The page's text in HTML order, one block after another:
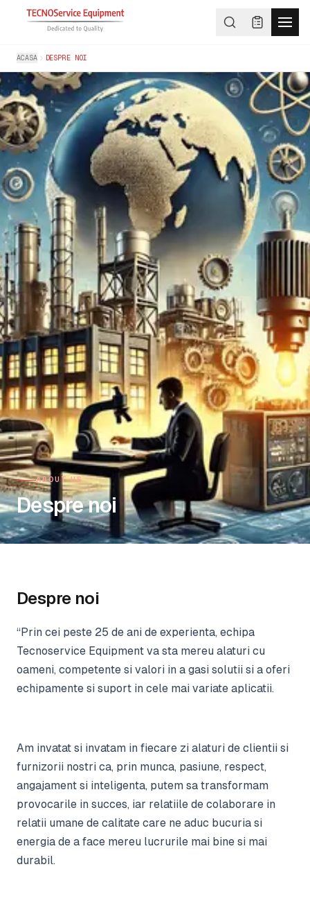
ACASA DESPRE NOI
ABOUT US
Despre noi
Despre noi
“Prin cei peste 25 de ani de experienta, echipa
Tecnoservice Equipment va sta mereu alaturi cu
oameni, competente si valori in a gasi solutii si a oferi
echipamente si suport in cele mai variate aplicatii.
Am invatat si invatam in fiecare zi alaturi de clientii si
furnizorii nostri ca, prin munca, pasiune, respect,
angajament si inteligenta, putem sa transformam
provocarile in succes, iar relatiile de colaborare in
relatii umane de calitate care ne aduc bucuria si
energia de a face mereu lucrurile mai bine si mai
durabil.